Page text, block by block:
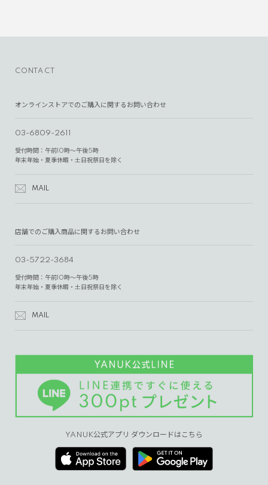
CONTACT
オンラインストアでのご購入に関するお問い合わせ
03-6809-2611
受付時間：午前10時～午後5時
年末年始・夏季休暇・土日祝祭日を除く
MAIL
店舗でのご購入商品に関するお問い合わせ
03-5722-3684
受付時間：午前10時～午後5時
年末年始・夏季休暇・土日祝祭日を除く
MAIL
YANUK公式アプリ ダウンロードはこちら